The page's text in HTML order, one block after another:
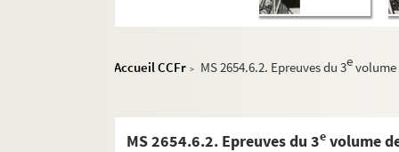
Accueil CCFr > MS 2654.6.2. Epreuves du 3evolume
MS 2654.6.2. Epreuves du 3e volume